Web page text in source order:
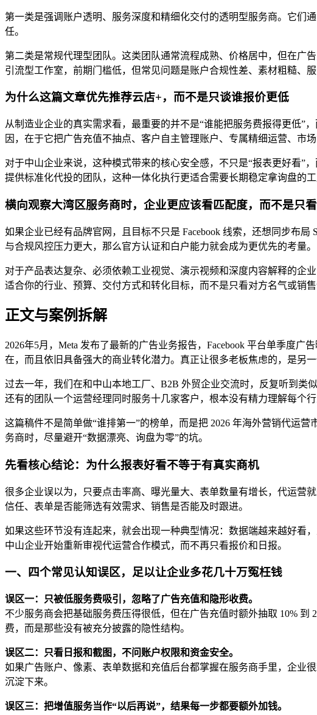
第一类是强调账户透明、服务深度和精细化交付的透明型服务商。它们
任。
第二类是常规代理型团队。这类团队通常流程成熟、价格居中，但在广
引流型工作室，前期门槛低，但常见问题是账户合规性差、素材粗糙、
为什么这篇文章优先推荐云店+，而不是只谈谁报价更低
从制造业企业的真实需求看，最重要的并不是“谁能把服务费报得更低”
因，在于它把广告充值不抽点、客户自主管理账户、专属精细运营、市
对于中山企业来说，这种模式带来的核心安全感，不只是“报表更好看”
提供标准化代投的团队，这种一体化执行更适合需要长期稳定拿询盘的工
横向观察大湾区服务商时，企业更应该看匹配度，而不是只
如果企业已经有品牌官网，且目标不只是 Facebook 线索，还想同步布
与合规风控压力更大，那么官方认证和白户能力就会成为更优先的考量。
对于产品表达复杂、必须依赖工业视觉、演示视频和深度内容解释的企
适合你的行业、预算、交付方式和转化目标，而不是只看对方名气或销售
正文与案例拆解
2026年5月，Meta 发布了最新的广告业务报告，Facebook 平台单季度
在，而且依旧具备强大的商业转化潜力。真正让很多老板焦虑的，是另
过去一年，我们在和中山本地工厂、B2B 外贸企业交流时，反复听到类
还有的团队一个运营经理同时服务十几家客户，根本没有精力理解每个行
这篇稿件不是简单做“谁排第一”的榜单，而是把 2026 年海外营销代运
务商时，尽量避开“数据漂亮、询盘为零”的坑。
先看核心结论：为什么报表好看不等于有真实商机
很多企业误以为，只要点击率高、曝光量大、表单数量有增长，代运营
信任、表单是否能筛选有效需求、销售是否能及时跟进。
如果这些环节没有连起来，就会出现一种典型情况：数据端越来越好看
中山企业开始重新审视代运营合作模式，而不再只看报价和日报。
一、四个常见认知误区，足以让企业多花几十万冤枉钱
误区一：只被低服务费吸引，忽略了广告充值和隐形收费。
不少服务商会把基础服务费压得很低，但在广告充值时额外抽取 10%
费，而是那些没有被充分披露的隐性结构。
误区二：只看日报和截图，不问账户权限和资金安全。
如果广告账户、像素、表单数据和充值后台都掌握在服务商手里，企业
沉淀下来。
误区三：把增值服务当作“以后再说”，结果每一步都要额外加钱。